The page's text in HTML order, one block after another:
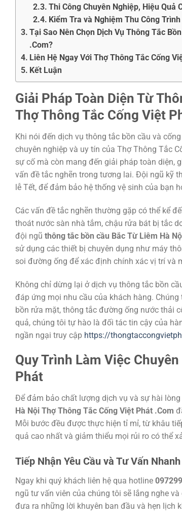
Thi Công Chuyên Nghiệp, Hiệu Quả
Kiểm Tra và Nghiệm Thu Công Trình
Tại Sao Nên Chọn Dịch Vụ Thông Tắc
.Com?
Liên Hệ Ngay Với Thợ Thông Tắc Cống
Kết Luận
Giải Pháp Toàn Diện Từ
Thợ Thông Tắc Cống Việt
Khi nói đến dịch vụ thông tắc bồn cầu và
chuyên nghiệp và uy tín của Thợ Thông Tắc
sự cố mà còn mang đến giải pháp toàn diện,
vấn đề tắc nghẽn trong tương lai. Đội ngũ kỹ
lễ Tết, để đảm bảo hệ thống vệ sinh của bạn
Các vấn đề tắc nghẽn thường gặp có thể kể
thoát nước sàn nhà tắm, chậu rửa bát bị tắc
đội ngũ thông tắc bồn cầu Bắc Từ Liêm Hà
sử dụng các thiết bị chuyên dụng như máy
soi đường ống để xác định chính xác vị trí và
Không chỉ dừng lại ở dịch vụ thông tắc bồn
đáp ứng mọi nhu cầu của khách hàng.
bồn rửa mặt, thông tắc đường ống nước thải
quả, chúng tôi tự hào là đối tác tin cậy của
ngần ngại truy cập https://
Quy Trình Làm Việc
Phát
Để đảm bảo chất lượng dịch vụ và sự hài
Hà Nội Thợ Thông Tắc Cống Việt Phát .Com
Mỗi bước đều được thực hiện tỉ mỉ, từ khâu
quả cao nhất và giảm thiểu mọi rủi ro có thể
Tiếp Nhận Yêu Cầu và Tư Vấn
Ngay khi quý khách liên hệ qua hotline
ngũ tư vấn viên của chúng tôi sẽ lắng nghe
đưa ra những lời khuyên ban đầu và hẹn lịch